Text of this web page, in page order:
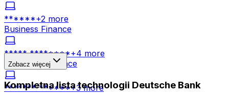
******+2 more
Business Finance
***** ********+4 more
Corporate Finance
******* ******+3more
Zobacz więcej
Kompletna lista technologii Deutsche Bank